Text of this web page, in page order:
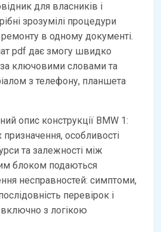
для власників і
зрозумілі процедури
в одному документі.
pdf дає змогу швидко
за ключовими словами та
з телефону, планшета
опис конструкції BMW 1:
призначення, особливості
та залежності між
блоком подаються
несправностей: симптоми,
перевірок і
включно з логікою